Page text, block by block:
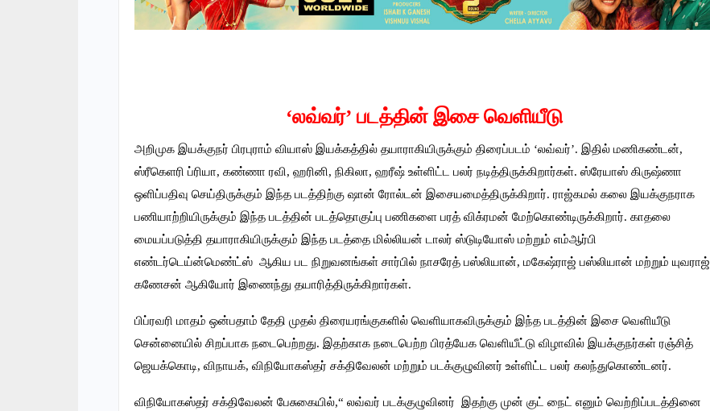
‘லவ்வர்’ படத்தின் இசை வெளியீடு
அறிமுக இயக்குநர் பிரபுராம் வியாஸ் இயக்கத்தில் தயாராகியிருக்கும் திரைப்படம் ‘லவ்வர்’. இதில் மணிகண்டன்,
ஸ்ரீகெளரி ப்ரியா, கண்ணா ரவி, ஹரினி, நிகிலா, ஹரீஷ் உள்ளிட்ட பலர் நடித்திருக்கிறார்கள். ஸ்ரேயாஸ் கிருஷ்ணா
ஒளிப்பதிவு செய்திருக்கும் இந்த படத்திற்கு ஷான் ரோல்டன் இசையமைத்திருக்கிறார். ராஜ்கமல் கலை இயக்குநராக
பணியாற்றியிருக்கும் இந்த படத்தின் படத்தொகுப்பு பணிகளை பரத் விக்ரமன் மேற்கொண்டிருக்கிறார். காதலை
மையப்படுத்தி தயாராகியிருக்கும் இந்த படத்தை மில்லியன் டாலர் ஸ்டுடியோஸ் மற்றும் எம்ஆர்பி
எண்டர்டெய்ன்மெண்ட்ஸ் ஆகிய பட நிறுவனங்கள் சார்பில் நாசரேத் பஸ்லியான், மகேஷ்ராஜ் பஸ்லியான் மற்றும் யுவராஜ்
கணேசன் ஆகியோர் இணைந்து தயாரித்திருக்கிறார்கள்.
பிப்ரவரி மாதம் ஒன்பதாம் தேதி முதல் திரையரங்குகளில் வெளியாகவிருக்கும் இந்த படத்தின் இசை வெளியீடு
சென்னையில் சிறப்பாக நடைபெற்றது. இதற்காக நடைபெற்ற பிரத்யேக வெளியீட்டு விழாவில் இயக்குநர்கள் ரஞ்சித்
ஜெயக்கொடி, விநாயக், விநியோகஸ்தர் சக்திவேலன் மற்றும் படக்குழுவினர் உள்ளிட்ட பலர் கலந்துகொண்டனர்.
விநியோகஸ்தர் சக்திவேலன் பேசுகையில்,“ லவ்வர் படக்குழுவினர் இதற்கு முன் குட் நைட் எனும் வெற்றிப்படத்தினை